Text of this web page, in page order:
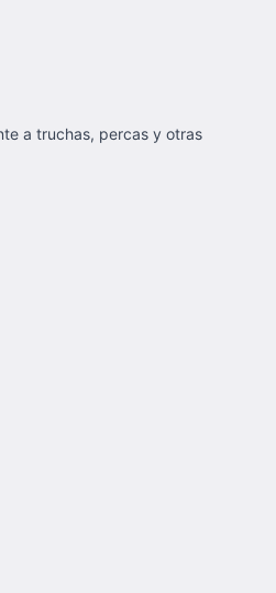
a truchas, percas y otras